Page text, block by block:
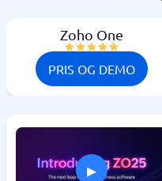
Zoho One
PRIS OG DEMO
▸